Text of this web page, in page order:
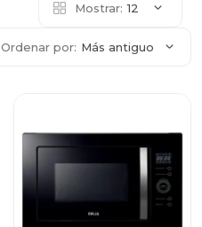
Mostrar: 12
Ordenar por: Más antiguo